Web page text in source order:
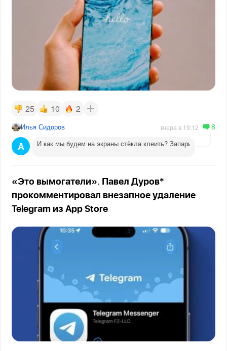
25 10 2
Илья Сидоров вчера в 19:12 8
A И как мы будем на экраны стёкла клеить? Запарили со
«Это вымогатели». Павел Дуров*
прокомментировал внезапное удаление
Telegram из App Store